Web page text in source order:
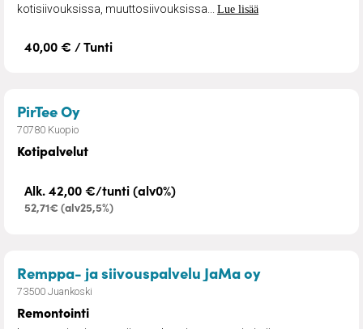
kotisiivouksissa, muuttosiivouksissa... Lue lisää
40,00 € / Tunti
PirTee Oy– Kotipalvelut
70780 Kuopio
Kotipalvelut
Alk. 42,00 €/tunti (alv0%)
52,71€ (alv25,5%)
Remppa- ja siivouspalvelu JaMa oy– Remontointi
73500 Juankoski
Remontointi